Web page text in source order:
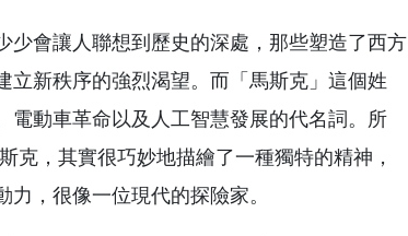
少會讓人聯想到歷史的深處，那些塑造了西方
新秩序的強烈渴望。而「馬斯克」這個姓
電動車革命以及人工智慧發展的代名詞。所
克，其實很巧妙地描繪了一種獨特的精神，
，很像一位現代的探險家。